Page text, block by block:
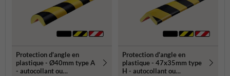
Protection d'angle en
plastique - Ø40mm type A
- autocollant ou
Protection d'angle en
plastique - 47x35mm type
H - autocollant ou